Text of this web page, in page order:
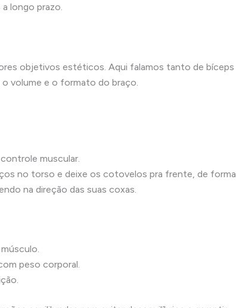
longo prazo.
objetivos estéticos. Aqui falamos tanto de bíceps
volume e o formato do braço.
muscular.
no torso e deixe os cotovelos pra frente, de forma
na direção das suas coxas.
peso corporal.